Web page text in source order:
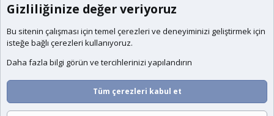
Gizliliğinize değer veriyoruz
Bu sitenin çalışması için temel çerezleri ve deneyiminizi geliştirmek için
isteğe bağlı çerezleri kullanıyoruz.
Daha fazla bilgi görün ve tercihlerinizi yapılandırın
Tüm çerezleri kabul et